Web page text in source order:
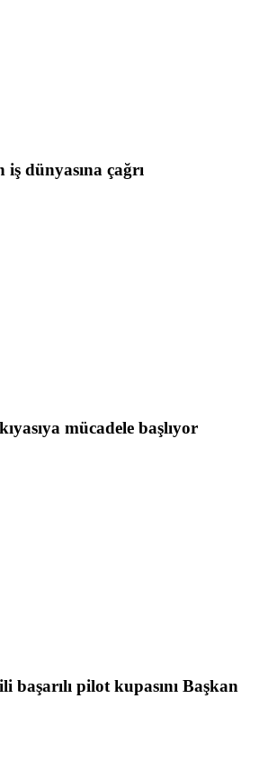
dünyasına çağrı
mücadele başlıyor
başarılı pilot kupasını Başkan